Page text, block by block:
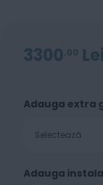
3300 00
Adauga extra
Selectează
Adauga